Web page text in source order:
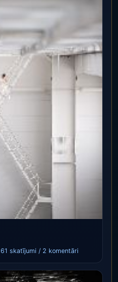
skatījumi / 2 komentāri